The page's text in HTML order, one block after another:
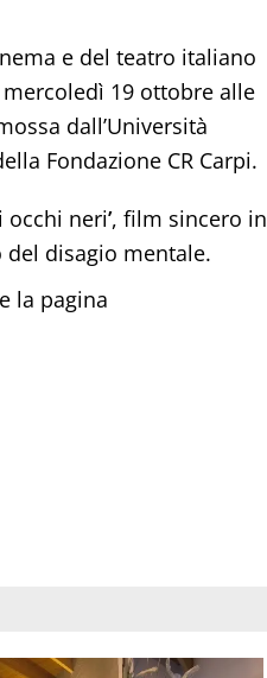
e del teatro italiano
19 ottobre alle
dall’Università
Fondazione CR Carpi.
occhi neri’, film sincero in
disagio mentale.
e la pagina